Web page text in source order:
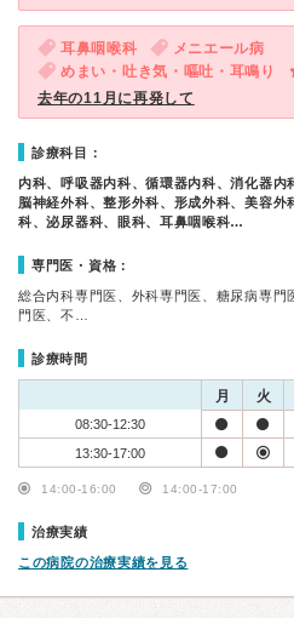
耳鼻咽喉科
メニエール病
めまい・吐き気・嘔吐・耳鳴り
去年の11月に再発して
診療科目：
内科、呼吸器内科、循環器内科、消化器内
脳神経外科、整形外科、形成外科、美容
科、泌尿器科、眼科、耳鼻咽喉科…
専門医・資格：
総合内科専門医、外科専門医、糖尿病専
門医、不…
診療時間
月 火
08:30-12:30
13:30-17:00
14:00-16:00 14:00-17:00
治療実績
この病院の治療実績を見る